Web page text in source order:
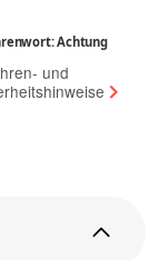
Achtung
und